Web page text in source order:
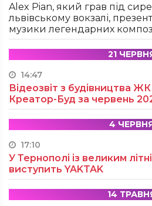
Alex Pian, який грав під
львівському вокзалі,
музики легендарних
21
14:47
Відеозвіт з будівництва ЖК
Креатор-Буд за червень
4
17:10
У Тернополі із великим
виступить YAKTAK
14